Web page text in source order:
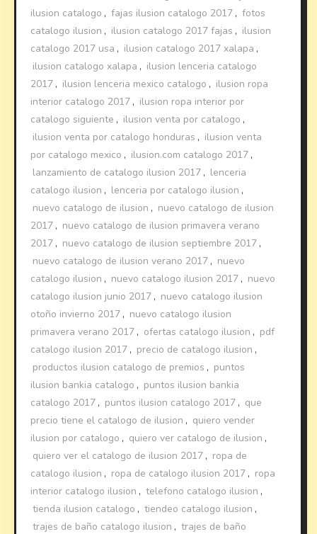
ilusion catalogo , fajas ilusion catalogo 2017 , fotos
catalogo ilusion , ilusion catalogo 2017 fajas , ilusion
catalogo 2017 usa , ilusion catalogo 2017 xalapa ,
ilusion catalogo xalapa , ilusion lenceria catalogo
2017 , ilusion lenceria mexico catalogo , ilusion ropa
interior catalogo 2017 , ilusion ropa interior por
catalogo siguiente , ilusion venta por catalogo ,
ilusion venta por catalogo honduras , ilusion venta
por catalogo mexico , ilusion.com catalogo 2017 ,
lanzamiento de catalogo ilusion 2017 , lenceria
catalogo ilusion , lenceria por catalogo ilusion ,
nuevo catalogo de ilusion , nuevo catalogo de ilusion
2017 , nuevo catalogo de ilusion primavera verano
2017 , nuevo catalogo de ilusion septiembre 2017 ,
nuevo catalogo de ilusion verano 2017 , nuevo
catalogo ilusion , nuevo catalogo ilusion 2017 , nuevo
catalogo ilusion junio 2017 , nuevo catalogo ilusion
otoño invierno 2017 , nuevo catalogo ilusion
primavera verano 2017 , ofertas catalogo ilusion , pdf
catalogo ilusion 2017 , precio de catalogo ilusion ,
productos ilusion catalogo de premios , puntos
ilusion bankia catalogo , puntos ilusion bankia
catalogo 2017 , puntos ilusion catalogo 2017 , que
precio tiene el catalogo de ilusion , quiero vender
ilusion por catalogo , quiero ver catalogo de ilusion ,
quiero ver el catalogo de ilusion 2017 , ropa de
catalogo ilusion , ropa de catalogo ilusion 2017 , ropa
interior catalogo ilusion , telefono catalogo ilusion ,
tienda ilusion catalogo , tiendeo catalogo ilusion ,
trajes de baño catalogo ilusion , trajes de baño